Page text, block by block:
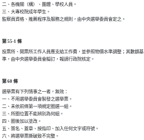
二、各機關（構）、團體、學校人員。
三、大專校院成年學生。
監察員資格、推薦程序及服務之規則，由中央選舉委員會定之。
第 55-1 條
投票所、開票所工作人員應支給工作費，並參照物價水準調整；其數額基
準，由中央選舉委員會擬訂，報請行政院核定。
第 60 條
選舉票有下列情事之一者，無效：
一、不用選舉委員會製發之選舉票。
二、未依前條第一項規定圈選一組。
三、所圈位置不能辨別為何組。
四、圈後加以塗改。
五、簽名、蓋章、按指印、加入任何文字或符號。
六、將選舉票撕破致不完整。